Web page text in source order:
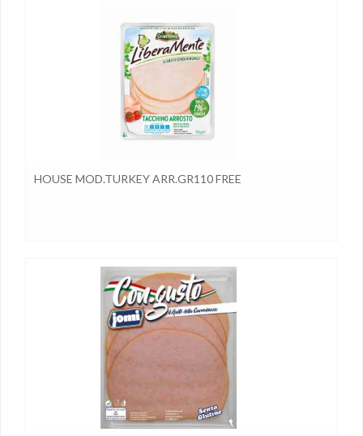
HOUSE MOD.TURKEY ARR.GR110 FREE